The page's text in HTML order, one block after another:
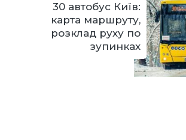
30 автобус Київ:
карта маршруту,
розклад руху по
зупинках